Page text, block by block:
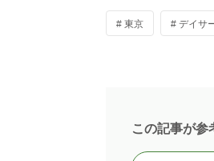
# 東京 # デイサ
この記事が参